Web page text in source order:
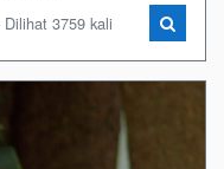
3759 kali